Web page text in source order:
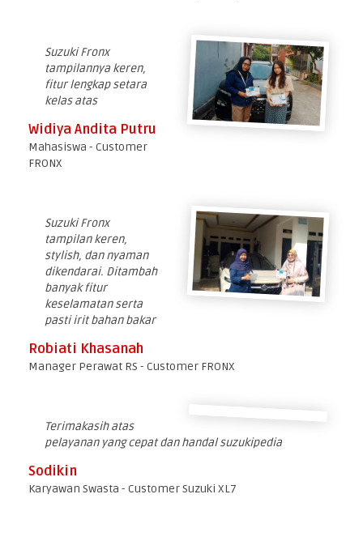
Suzuki Fronx
tampilannya keren,
fitur lengkap setara
kelas atas
Widiya Andita Putru
Mahasiswa - Customer
FRONX
Suzuki Fronx
tampilan keren,
stylish, dan nyaman
dikendarai. Ditambah
banyak fitur
keselamatan serta
pasti irit bahan bakar
Robiati Khasanah
Manager Perawat RS - Customer FRONX
Terimakasih atas
pelayanan yang cepat dan handal suzukipedia
Sodikin
Karyawan Swasta - Customer Suzuki XL7